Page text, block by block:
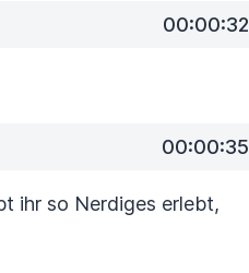
00:00:32
00:00:35
ihr so Nerdiges erlebt,